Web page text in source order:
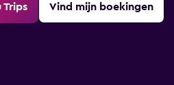
Trips Vind mijn boekingen